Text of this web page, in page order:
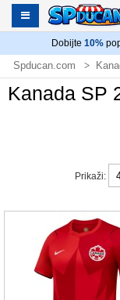
Dobijte 10%
Spducan.com
Kanada SP
Prikaži: